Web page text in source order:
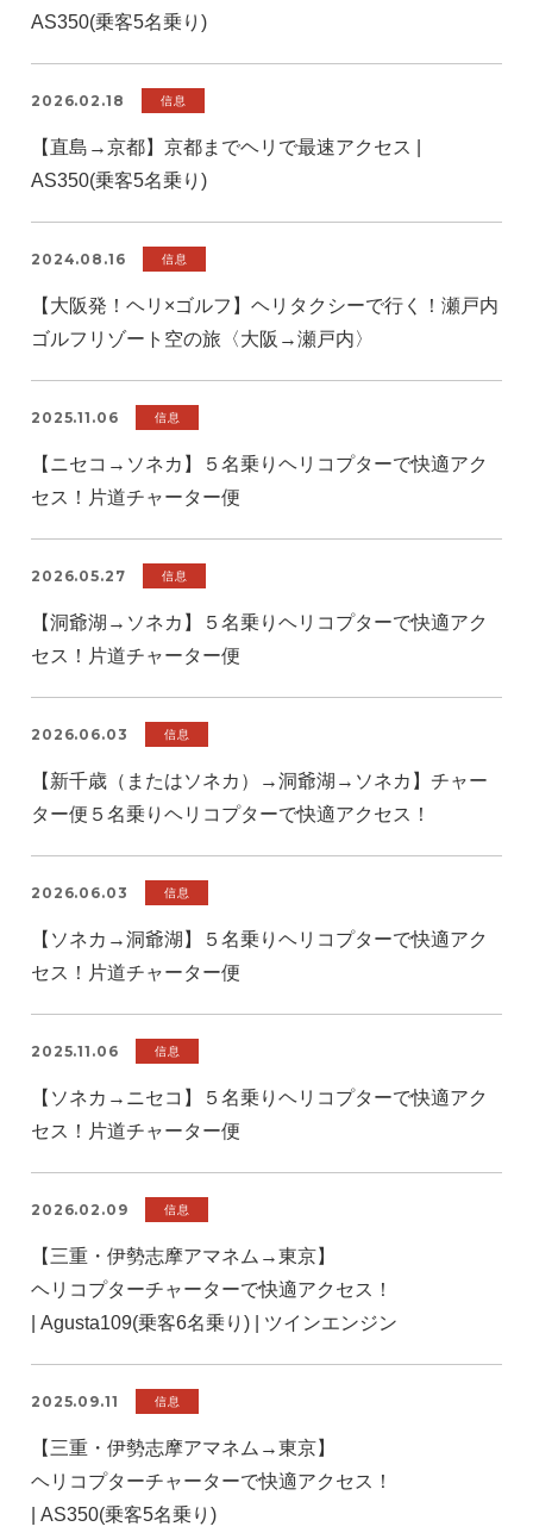
AS350(乗客5名乗り)
2026.02.18 信息
【直島→京都】京都までヘリで最速アクセス |
AS350(乗客5名乗り)
2024.08.16 信息
【大阪発！ヘリ×ゴルフ】ヘリタクシーで行く！瀬戸内
ゴルフリゾート空の旅〈大阪→瀬戸内〉
2025.11.06 信息
【ニセコ→ソネカ】５名乗りヘリコプターで快適アク
セス！片道チャーター便
2026.05.27 信息
【洞爺湖→ソネカ】５名乗りヘリコプターで快適アク
セス！片道チャーター便
2026.06.03 信息
【新千歳（またはソネカ）→洞爺湖→ソネカ】チャー
ター便５名乗りヘリコプターで快適アクセス！
2026.06.03 信息
【ソネカ→洞爺湖】５名乗りヘリコプターで快適アク
セス！片道チャーター便
2025.11.06 信息
【ソネカ→ニセコ】５名乗りヘリコプターで快適アク
セス！片道チャーター便
2026.02.09 信息
【三重・伊勢志摩アマネム→東京】
ヘリコプターチャーターで快適アクセス！
| Agusta109(乗客6名乗り) | ツインエンジン
2025.09.11 信息
【三重・伊勢志摩アマネム→東京】
ヘリコプターチャーターで快適アクセス！
| AS350(乗客5名乗り)